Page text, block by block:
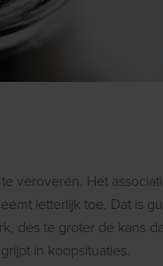
veroveren. Het
letterlijk toe. Dat is
des te groter de kans
in koopsituaties.